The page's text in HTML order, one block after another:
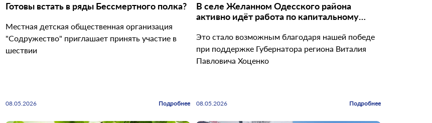
Готовы встать в ряды Бессмертного полка?
Местная детская общественная организация
"Содружество" приглашает принять участие в
шествии
08.05.2026 Подробнее
В селе Желанном Одесского района
активно идёт работа по капитальному
Это стало возможным благодаря нашей победе
при поддержке Губернатора региона Виталия
Павловича Хоценко
08.05.2026 Подробнее